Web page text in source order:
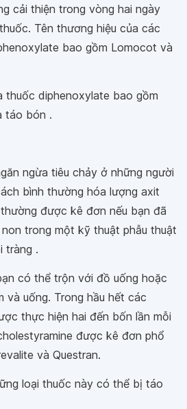
cải thiện trong vòng hai ngày
Tên thương hiệu của các
bao gồm Lomocot và
thuốc diphenoxylate bao gồm
táo bón .
ngừa tiêu chảy ở những người
bình thường hóa lượng axit
được kê đơn nếu bạn đã
trong một kỹ thuật phẫu thuật
tràng .
có thể trộn với đồ uống hoặc
và uống. Trong hầu hết các
thực hiện hai đến bốn lần mỗi
được kê đơn phổ
và Questran.
loại thuốc này có thể bị táo